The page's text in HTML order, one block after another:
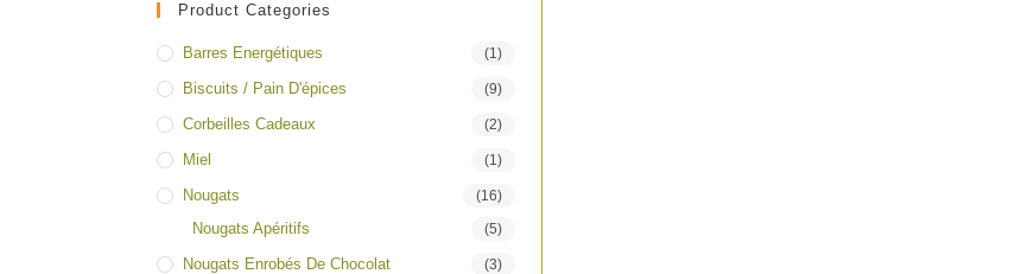
Product Categories
Barres Energétiques (1)
Biscuits / Pain D'épices (9)
Corbeilles Cadeaux (2)
Miel (1)
Nougats (16)
Nougats Apéritifs (5)
Nougats Enrobés De Chocolat (3)